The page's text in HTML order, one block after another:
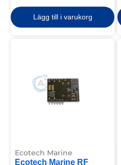
Lägg till i varukorg
Ecotech Marine RF
Ecotech Marine